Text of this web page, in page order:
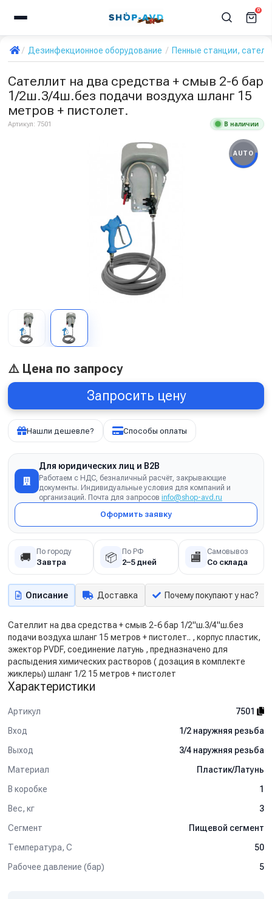
0
Дезинфекционное оборудование Пенные станции,
Сателлит на два средства + смыв 2-6 бар
1/2ш.3/4ш.без подачи воздуха шланг 15
метров + пистолет.
Артикул: 7501 В наличии
AUTO
⚠️ Цена по запросу
Запросить цену
Нашли дешевле? Способы оплаты
Для юридических лиц и B2B
Работаем с НДС, безналичный расчёт, закрывающие
документы. Индивидуальные условия для компаний и
организаций. Почта для запросов info@shop-avd.ru
Оформить заявку
🚚 По городу
Завтра 📦 По РФ
2–5 дней 🏬 Самовывоз
Со склада
Описание Доставка Почему покупают у нас?
Сателлит на два средства + смыв 2-6 бар 1/2"ш.3/4"ш.без
подачи воздуха шланг 15 метров + пистолет.. , корпус пластик,
эжектор PVDF, соединение латунь , предназначено для
распыдения химических растворов ( дозация в комплекте
жиклеры) шланг 1/2 15 метров + пистолет
Характеристики
Артикул
7501
Вход
1/2 наружняя резьба
Выход
3/4 наружняя резьба
Материал
Пластик/Латунь
В коробке
1
Вес, кг
3
Сегмент
Пищевой сегмент
Температура, C
50
Рабочее давление (бар)
5